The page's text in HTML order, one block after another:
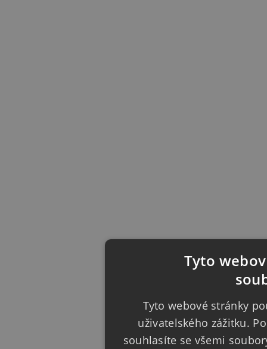
Tyto
Tyto webové stránky
uživatelského zážitku.
souhlasíte se všemi